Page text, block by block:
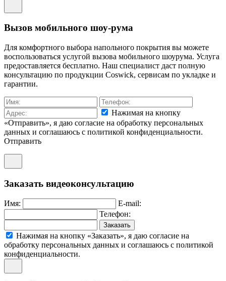
Вызов мобильного шоу-рума
Для комфортного выбора напольного покрытия вы можете
воспользоваться услугой вызова мобильного шоурума. Услуга
предоставляется бесплатно. Наш специалист даст полную
консультацию по продукции Coswick, сервисам по укладке и
гарантии.
Нажимая на кнопку
«Отправить», я даю согласие на обработку персональных
данных и соглашаюсь c политикой конфиденциальности.
Отправить
Заказать видеоконсультацию
Имя:
E-mail:
Телефон:
Заказать
Нажимая на кнопку «Заказать», я даю согласие на
обработку персональных данных и соглашаюсь c политикой
конфиденциальности.